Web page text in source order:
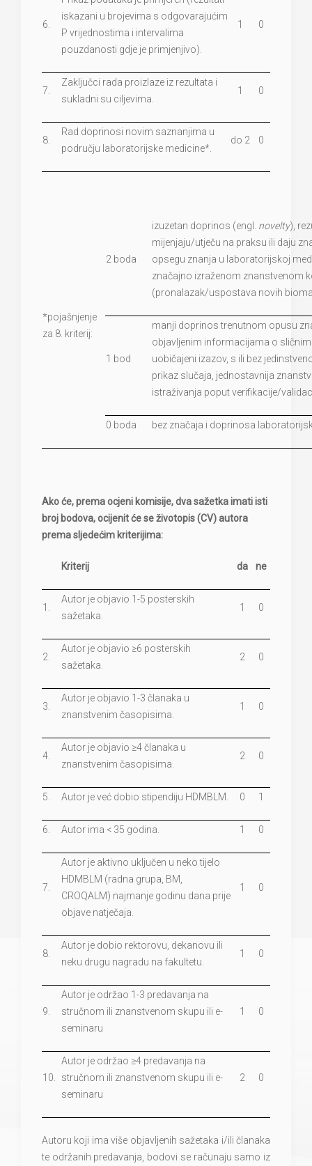
6.
iskazani u brojevima s odgovarajućim
P vrijednostima i intervalima
pouzdanosti gdje je primjenjivo).
1 0
7.
Zaključci rada proizlaze iz rezultata i
sukladni su ciljevima.
1 0
8.
Rad doprinosi novim saznanjima u
području laboratorijske medicine*.
do 2 0
*pojašnjenje
za 8. kriterij:
2 boda
izuzetan doprinos (engl. novelty),
mijenjaju/utječu na praksu ili daju
opsegu znanja u laboratorijskoj
značajno izraženom znanstvenom
(pronalazak/uspostava novih
1 bod
manji doprinos trenutnom opusu
objavljenim informacijama o
uobičajeni izazov, s ili bez
prikaz slučaja, jednostavnija
istraživanja poput verifikacije/
0 boda bez značaja i doprinosa
Ako će, prema ocjeni komisije, dva sažetka imati isti
broj bodova, ocijenit će se životopis (CV) autora
prema sljedećim kriterijima:
Kriterij da ne
1.
Autor je objavio 1-5 posterskih
sažetaka.
1 0
2.
Autor je objavio ≥6 posterskih
sažetaka.
2 0
3.
Autor je objavio 1-3 članaka u
znanstvenim časopisima.
1 0
4.
Autor je objavio ≥4 članaka u
znanstvenim časopisima.
2 0
5. Autor je već dobio stipendiju HDMBLM. 0 1
6. Autor ima < 35 godina. 1 0
7.
Autor je aktivno uključen u neko tijelo
HDMBLM (radna grupa, BM,
CROQALM) najmanje godinu dana prije
objave natječaja.
1 0
8.
Autor je dobio rektorovu, dekanovu ili
neku drugu nagradu na fakultetu.
1 0
9.
Autor je održao 1-3 predavanja na
stručnom ili znanstvenom skupu ili e-
seminaru
1 0
10.
Autor je održao ≥4 predavanja na
stručnom ili znanstvenom skupu ili e-
seminaru
2 0
Autoru koji ima više objavljenih sažetaka i/ili članaka
te održanih predavanja, bodovi se računaju samo iz